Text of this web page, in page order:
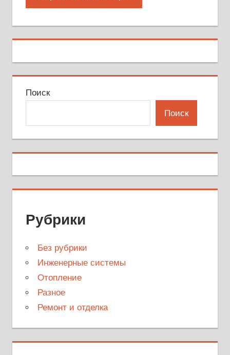
Поиск
Поиск
Рубрики
Без рубрики
Инженерные системы
Отопление
Разное
Ремонт и отделка